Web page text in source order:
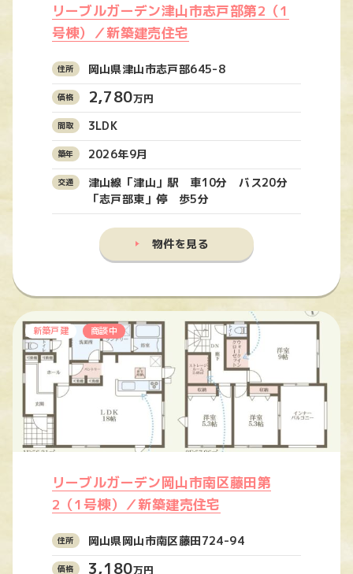
リーブルガーデン津山市志戸部第2（1
号棟）／新築建売住宅
岡山県津山市志戸部645-8
2,780万円
3LDK
2026年9月
津山線「津山」駅 車10分 バス20分
「志戸部東」停 歩5分
物件を見る
新築戸建 商談中
リーブルガーデン岡山市南区藤田第
2（1号棟）／新築建売住宅
岡山県岡山市南区藤田724-94
3,180万円